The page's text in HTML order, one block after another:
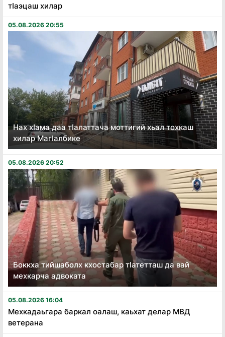
тӏаэцаш хилар
05.08.2026 20:55
Нах хӏама даа тӏалаттача моттигий хьал тохкаш
хилар Магӏалбике
05.08.2026 20:52
Боккха тийшаболх кхостабар тӏатетташ да вай
мехкарча адвоката
05.08.2026 16:04
Мехкадаьгара баркал оалаш, каьхат делар МВД
ветерана